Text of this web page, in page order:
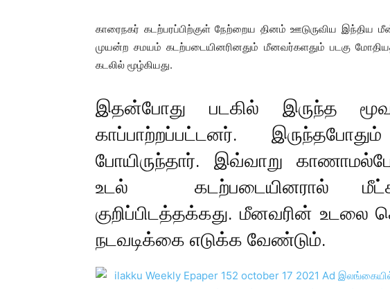
காரைநகர் கடற்பரப்பிற்குள் நேற்றைய தினம் ஊடுருவிய இந்திய
முயன்ற சமயம் கடற்படையினரினதும் மீனவர்களதும் படகு
கடலில் மூழ்கியது.
இதன்போது படகில் இருந்த
காப்பாற்றப்பட்டனர்.
போயிருந்தார். இவ்வாறு
உடல் கடற்படையினரால்
குறிப்பிடத்தக்கது. மீனவரின்
நடவடிக்கை எடுக்க வேண்டும்.